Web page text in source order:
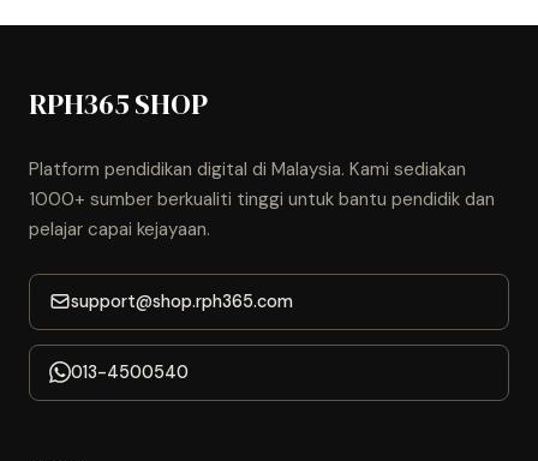
RPH365 SHOP
Platform pendidikan digital di Malaysia. Kami sediakan
1000+ sumber berkualiti tinggi untuk bantu pendidik dan
pelajar capai kejayaan.
support@shop.rph365.com
013-4500540